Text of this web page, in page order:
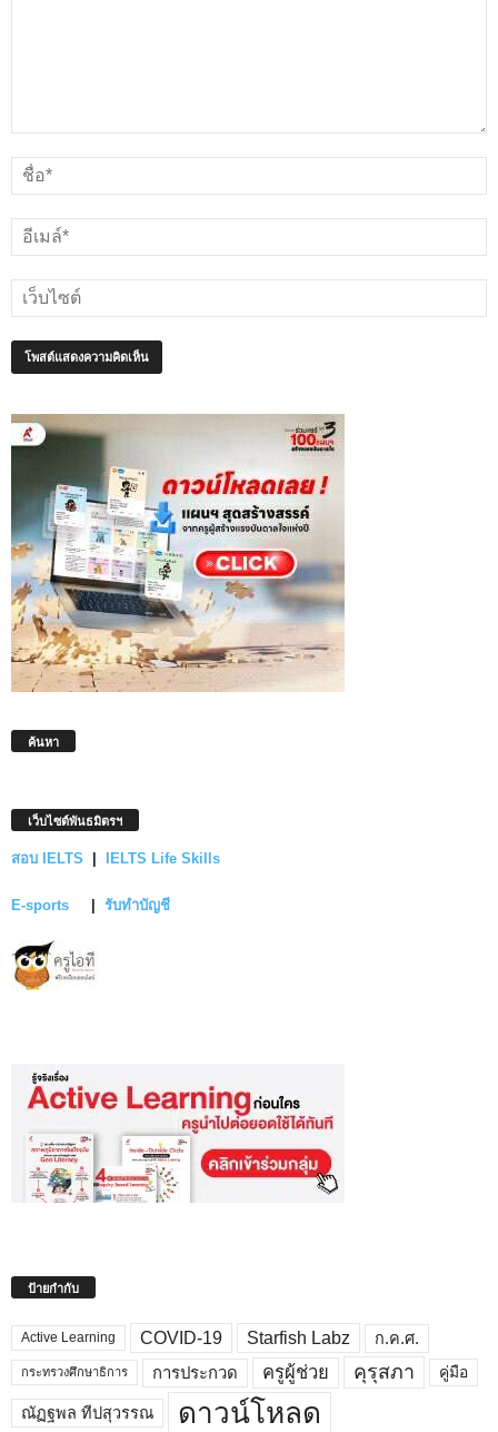
ค้นหา
เว็บไซต์พันธมิตรฯ
สอบ IELTS IELTS Life Skills
E-sports รับทำบัญชี
ป้ายกำกับ
Active Learning COVID-19 Starfish Labz ก.ค.ศ.
กระทรวงศึกษาธิการ การประกวด ครูผู้ช่วย คุรุสภา คู่มือ
ณัฏฐพล ทีปสุวรรณ ดาวน์โหลด